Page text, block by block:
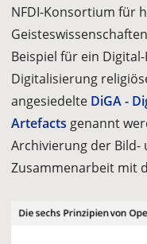
NFDI-Konsortium für
Geisteswissenschaften
Beispiel für ein
Digitalisierung
angesiedelte DiGA -
Artefacts genannt
Archivierung der
Zusammenarbeit mit